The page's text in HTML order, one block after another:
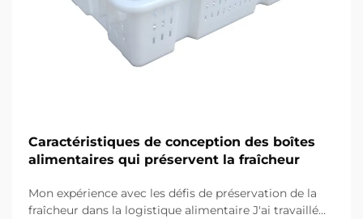
Caractéristiques de conception des boîtes
alimentaires qui préservent la fraîcheur
Mon expérience avec les défis de préservation de la
fraîcheur dans la logistique alimentaire J'ai travaillé